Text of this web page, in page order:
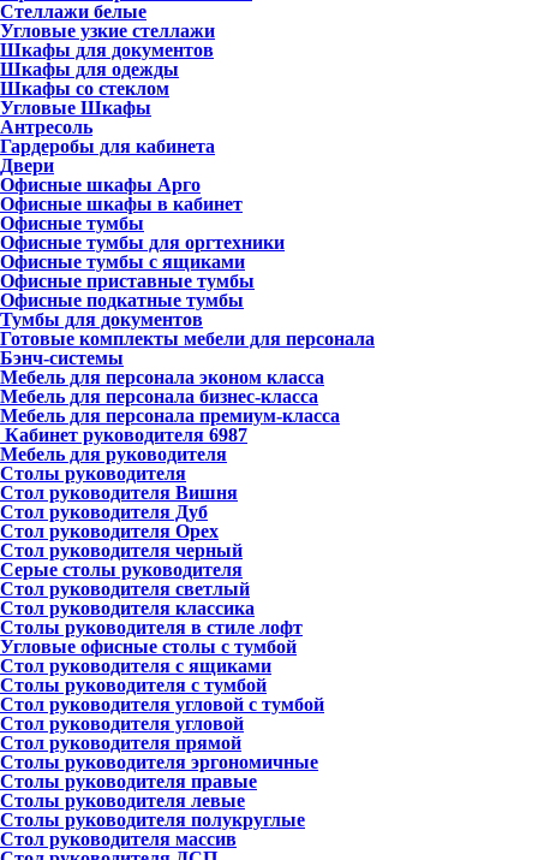
Стеллажи белые
Угловые узкие стеллажи
Шкафы для документов
Шкафы для одежды
Шкафы со стеклом
Угловые Шкафы
Антресоль
Гардеробы для кабинета
Двери
Офисные шкафы Арго
Офисные шкафы в кабинет
Офисные тумбы
Офисные тумбы для оргтехники
Офисные тумбы с ящиками
Офисные приставные тумбы
Офисные подкатные тумбы
Тумбы для документов
Готовые комплекты мебели для персонала
Бэнч-системы
Мебель для персонала эконом класса
Мебель для персонала бизнес-класса
Мебель для персонала премиум-класса
Кабинет руководителя 6987
Мебель для руководителя
Столы руководителя
Стол руководителя Вишня
Стол руководителя Дуб
Стол руководителя Орех
Стол руководителя черный
Серые столы руководителя
Стол руководителя светлый
Стол руководителя классика
Столы руководителя в стиле лофт
Угловые офисные столы с тумбой
Стол руководителя с ящиками
Столы руководителя с тумбой
Стол руководителя угловой с тумбой
Стол руководителя угловой
Стол руководителя прямой
Столы руководителя эргономичные
Столы руководителя правые
Столы руководителя левые
Столы руководителя полукруглые
Стол руководителя массив